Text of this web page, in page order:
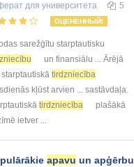
для университета 5
ОЦЕНЕННЫЙ!
sarežģītu starptautisku
un finansiālu ... Ārējā
tirdzniecība
kļūst arvien ... sastāvdaļa.
tirdzniecība
plašākā
ietver ...
apavu un apģērbu